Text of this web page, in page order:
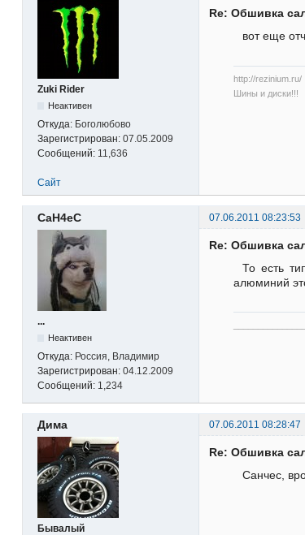
Zuki Rider
Неактивен
Откуда: Боголюбово
Зарегистрирован: 07.05.2009
Сообщений: 11,636
Re: Обшивка
вот еще
http://rezinium.ru/
Шины и диски!!!
Сайт
CaH4eC 07.06.2011 08:23:53
...
Неактивен
Откуда: Россия, Владимир
Зарегистрирован: 04.12.2009
Сообщений: 1,234
Re: Обшивка
То есть
алюминий
Дима 07.06.2011 08:28:47
Бывалый
Re: Обшивка
Санчес,